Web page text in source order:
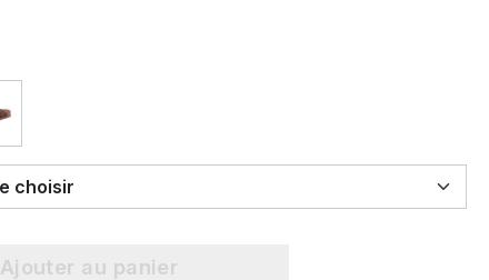
Select Taille choisir
Ajouter au panier